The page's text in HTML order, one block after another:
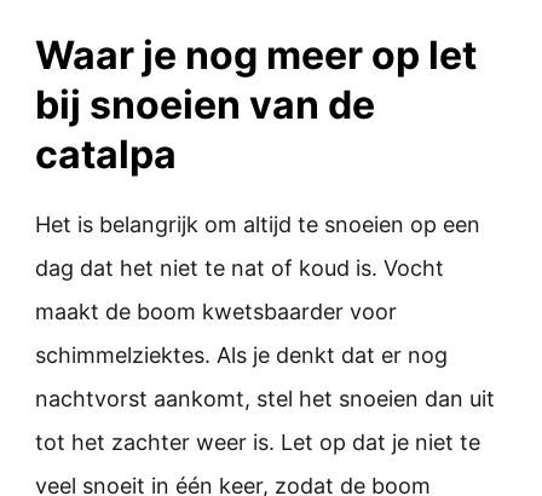
Waar je nog meer op let
bij snoeien van de
catalpa
Het is belangrijk om altijd te snoeien op een
dag dat het niet te nat of koud is. Vocht
maakt de boom kwetsbaarder voor
schimmelziektes. Als je denkt dat er nog
nachtvorst aankomt, stel het snoeien dan uit
tot het zachter weer is. Let op dat je niet te
veel snoeit in één keer, zodat de boom